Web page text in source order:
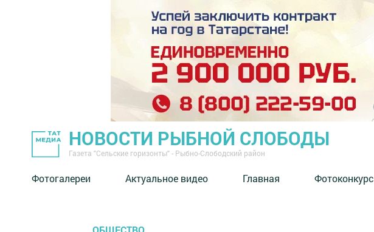
НОВОСТИ РЫБНОЙ СЛОБОДЫ
Газета "Сельские горизонты" - Рыбно-Слободский район
Фотогалереи Актуальное видео Главная Фотоконкурс